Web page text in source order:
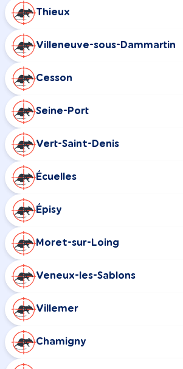
Thieux
Villeneuve-sous-Dammartin
Cesson
Seine-Port
Vert-Saint-Denis
Écuelles
Épisy
Moret-sur-Loing
Veneux-les-Sablons
Villemer
Chamigny